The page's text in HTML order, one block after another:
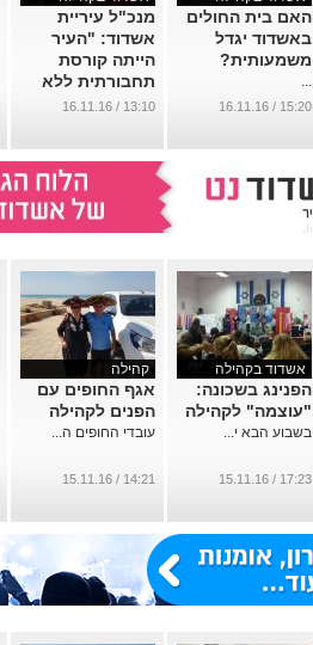
האם בית החולים
באשדוד יגדל
משמעותית?
...
15:20 / 16.11.16
מנכ"ל עיריית
אשדוד: "העיר
הייתה קורסת
תחבורתית ללא
מהפכת
...
13:10 / 16.11.16
אשדוד בקהילה
הפנינג בשכונה:
"עוצמה" לקהילה
בשבוע הבא י...
17:23 / 15.11.16
קהילה
אגף החופים עם
הפנים לקהילה
עובדי החופים ה...
14:21 / 15.11.16